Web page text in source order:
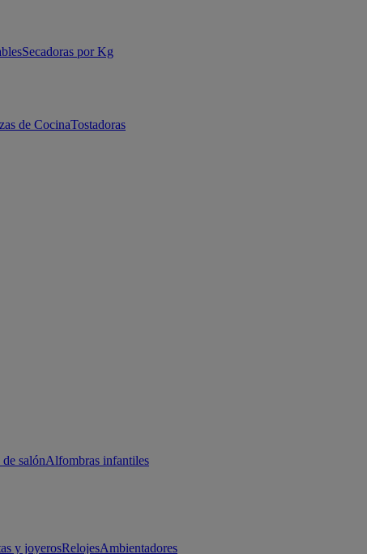
Secadoras por Kg
de CocinaTostadoras
salónAlfombras infantiles
y joyerosRelojesAmbientadores